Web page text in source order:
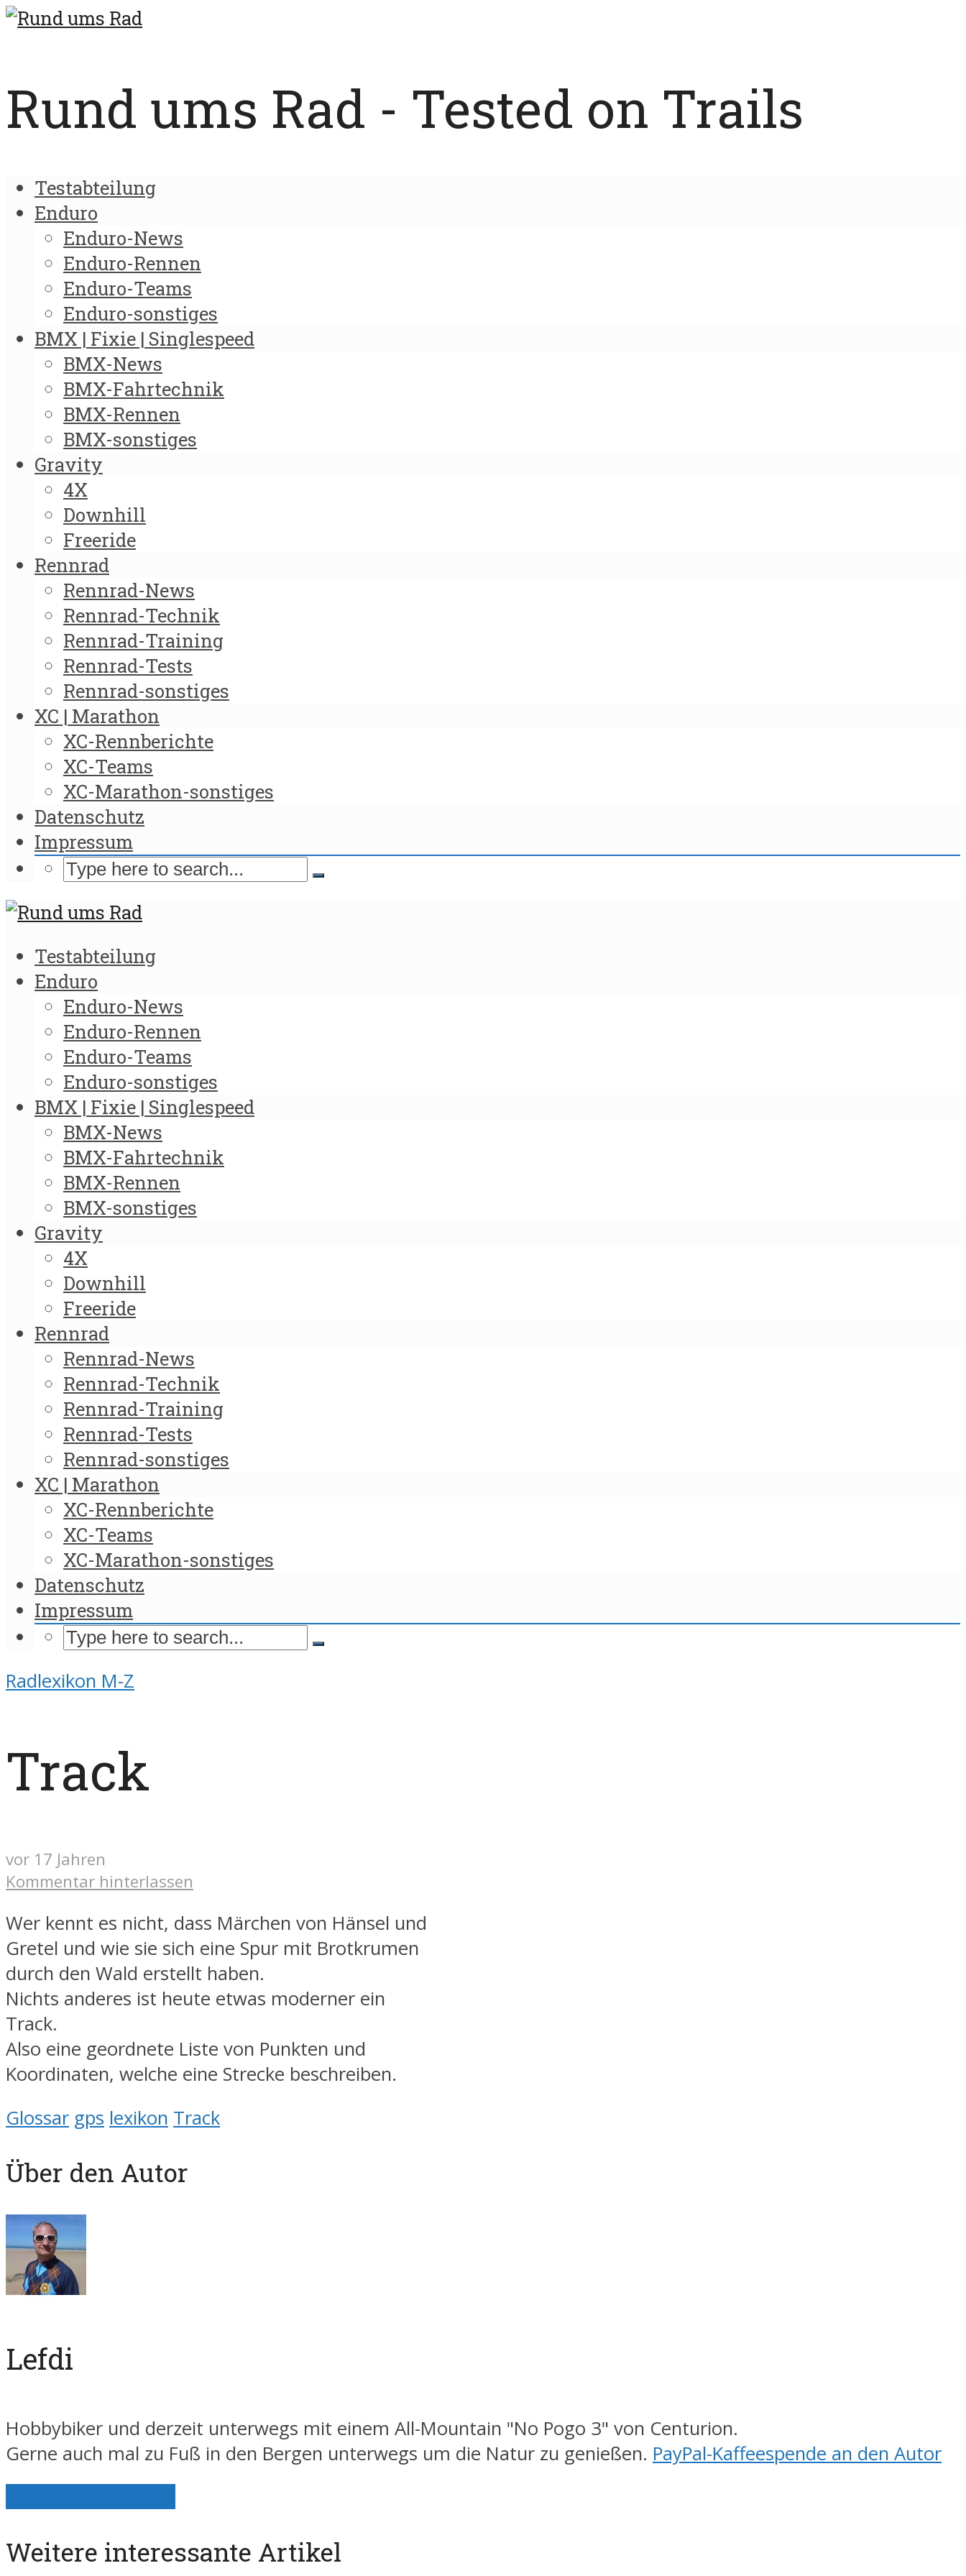
Rund ums Rad - Tested on Trails
Testabteilung
Enduro
Enduro-News
Enduro-Rennen
Enduro-Teams
Enduro-sonstiges
BMX | Fixie | Singlespeed
BMX-News
BMX-Fahrtechnik
BMX-Rennen
BMX-sonstiges
Gravity
4X
Downhill
Freeride
Rennrad
Rennrad-News
Rennrad-Technik
Rennrad-Training
Rennrad-Tests
Rennrad-sonstiges
XC | Marathon
XC-Rennberichte
XC-Teams
XC-Marathon-sonstiges
Datenschutz
Impressum
Testabteilung
Enduro
Enduro-News
Enduro-Rennen
Enduro-Teams
Enduro-sonstiges
BMX | Fixie | Singlespeed
BMX-News
BMX-Fahrtechnik
BMX-Rennen
BMX-sonstiges
Gravity
4X
Downhill
Freeride
Rennrad
Rennrad-News
Rennrad-Technik
Rennrad-Training
Rennrad-Tests
Rennrad-sonstiges
XC | Marathon
XC-Rennberichte
XC-Teams
XC-Marathon-sonstiges
Datenschutz
Impressum
Radlexikon M-Z
Track
vor 17 Jahren
Kommentar hinterlassen
Wer kennt es nicht, dass Märchen von Hänsel und
Gretel und wie sie sich eine Spur mit Brotkrumen
durch den Wald erstellt haben.
Nichts anderes ist heute etwas moderner ein
Track.
Also eine geordnete Liste von Punkten und
Koordinaten, welche eine Strecke beschreiben.
Glossar gps lexikon Track
Über den Autor
Lefdi
Hobbybiker und derzeit unterwegs mit einem All-Mountain "No Pogo 3" von Centurion.
Gerne auch mal zu Fuß in den Bergen unterwegs um die Natur zu genießen. PayPal-Kaffeespende an den Autor
Weitere interessante Artikel